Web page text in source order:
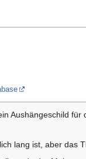
Aushängeschild
lang ist, aber das